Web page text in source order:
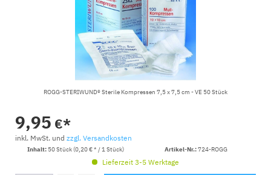
ROGG-STERIWUND® Sterile Kompressen 7,5 x 7,5 cm - VE 50 Stück
9,95 €*
inkl. MwSt. und zzgl. Versandkosten
Inhalt: 50 Stück (0,20 € * / 1 Stück) Artikel-Nr.:724-ROGG
Lieferzeit 3-5 Werktage